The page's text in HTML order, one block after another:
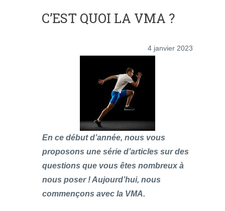
C’EST QUOI LA VMA ?
4 janvier 2023
En ce début d’année, nous vous
proposons une série d’articles sur des
questions que vous êtes nombreux à
nous poser ! Aujourd’hui, nous
commençons avec la VMA.